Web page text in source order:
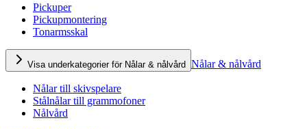
Pickuper
Pickupmontering
Tonarmsskal
Visa underkategorier för Nålar & nålvård Nålar & nålvård
Nålar till skivspelare
Stålnålar till grammofoner
Nålvård